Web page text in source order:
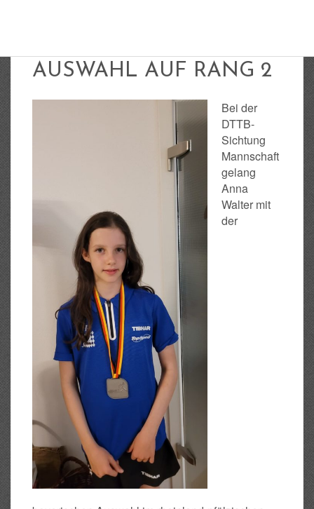
AUSWAHL AUF RANG 2
Bei der
DTTB-
Sichtung
Mannschaft
gelang
Anna
Walter mit
der